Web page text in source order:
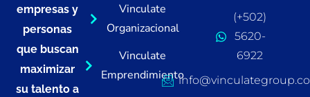
empresas y
personas
que buscan
maximizar
su talento a
Vinculate
Organizacional
Vinculate
Emprendimiento
(+502)
5620-
6922